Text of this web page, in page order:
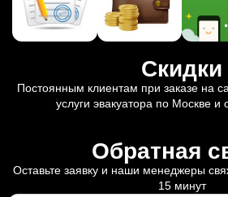
Скидки
Постоянным клиентам при заказе на
услуги эвакуатора по Москве и
Обратная
Оставьте заявку и наши менеджеры
15 минут